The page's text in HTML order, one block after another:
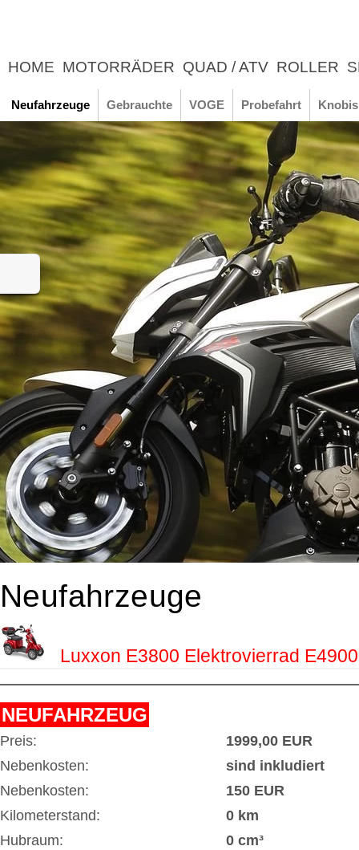
HOME MOTORRÄDER QUAD / ATV ROLLER
UNTERNEHMEN
NEWS ERLEBNIS
Neufahrzeuge Gebrauchte VOGE Probefahrt
Neufahrzeuge
Luxxon E3800 Elektrovierrad
NEUFAHRZEUG
Preis:
1999,00 EUR
Nebenkosten:
sind inkludiert
Nebenkosten:
150 EUR
Kilometerstand:
0 km
Hubraum:
0 cm³